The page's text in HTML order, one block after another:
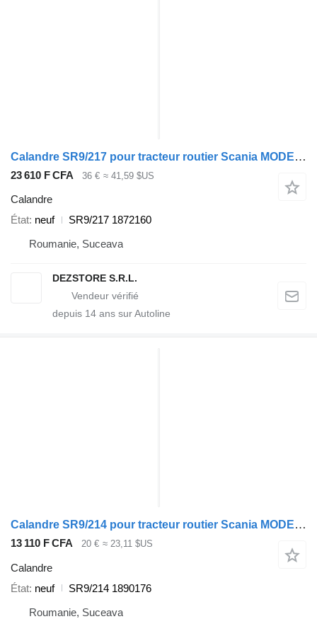
Calandre SR9/217 pour tracteur routier Scania MODEL R
23 610 F CFA 36 € ≈ 41,59 $US
Calandre
État neuf
SR9/217 1872160
Roumanie, Suceava
DEZSTORE S.R.L.
depuis 14 ans sur Autoline
Calandre SR9/214 pour tracteur routier Scania MODEL R
13 110 F CFA 20 € ≈ 23,11 $US
Calandre
État neuf
SR9/214 1890176
Roumanie, Suceava